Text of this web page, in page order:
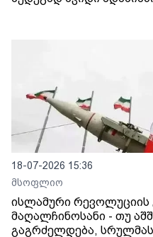
18-07-2026 15:36
მსოფლიო
ისლამური რევოლუციის
მაღალჩინოსანი - თუ
გაგრძელდება,